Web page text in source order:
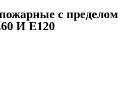
с пределом
И E120